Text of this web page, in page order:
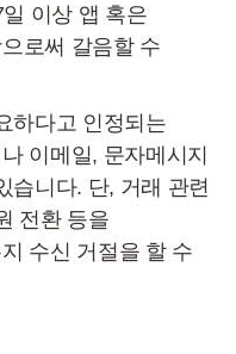
이상 앱 혹은
로써 갈음할 수
하다고 인정되는
이메일, 문자메시지
습니다. 단, 거래 관련
전환 등을
수신 거절을 할 수